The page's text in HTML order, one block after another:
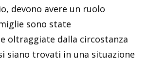
devono avere un ruolo
sono state
oltraggiate dalla circostanza
siano trovati in una situazione